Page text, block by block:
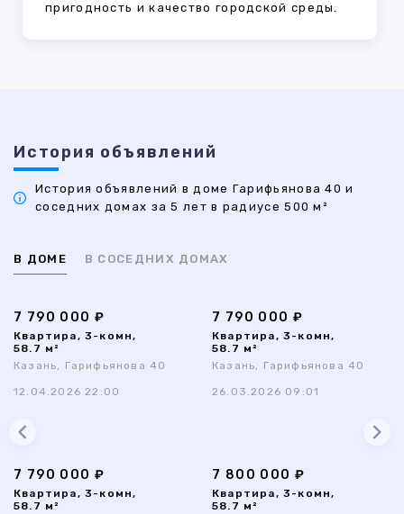
пригодность и качество городской среды.
История объявлений
История объявлений в доме Гарифьянова 40 и
соседних домах за 5 лет в радиусе 500 м²
В ДОМЕ В СОСЕДНИХ ДОМАХ
7 790 000 ₽
Квартира, 3-комн,
58.7 м²
Казань, Гарифьянова 40
12.04.2026 22:00
7 790 000 ₽
Квартира, 3-комн,
58.7 м²
Казань, Гарифьянова 40
26.03.2026 09:01
7 790 000 ₽
Квартира, 3-комн,
58.7 м²
7 800 000 ₽
Квартира, 3-комн,
58.7 м²